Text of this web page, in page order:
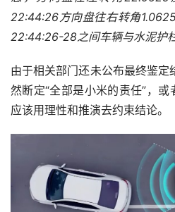
22:44:26方向盘往右转角
22:44:26-28之间车辆与水泥护
由于相关部门还未公布最终鉴定
然断定“全部是小米的责任”，或
应该用理性和推演去约束结论。